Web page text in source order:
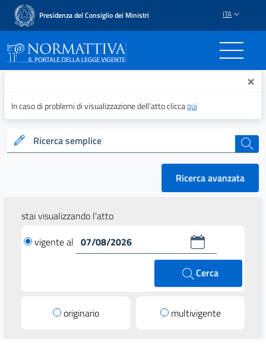
Presidenza del Consiglio dei Ministri ITA
Normattiva - Il portale ×
In caso di problemi di visualizzazione dell’atto cliccaqui
Ricerca semplice cerca
Ricerca avanzata
stai visualizzando l'atto
vigente al
Cerca
originario multivigente